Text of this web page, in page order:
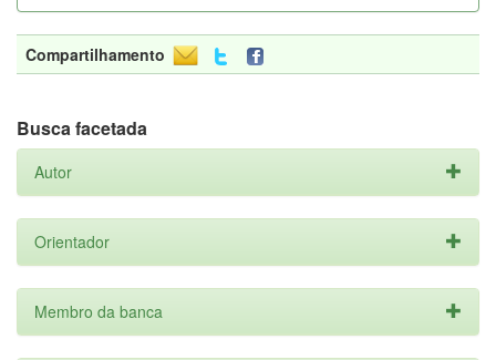
Compartilhamento
Busca facetada
Autor
Orientador
Membro da banca